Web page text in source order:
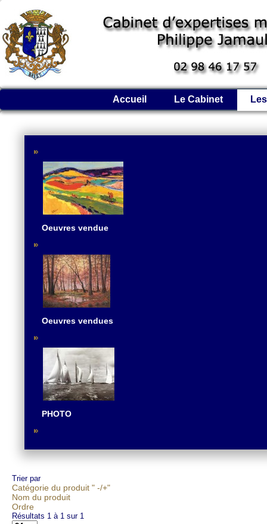
Accueil Le Cabinet
Oeuvres vendue
Oeuvres vendues
PHOTO
Trier par
Catégorie du produit " -/+"
Nom du produit
Ordre
Résultats 1 à 1 sur 1